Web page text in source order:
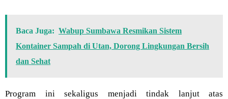
Baca Juga: Wabup Sumbawa Resmikan Sistem
Kontainer Sampah di Utan, Dorong Lingkungan Bersih
dan Sehat
Program ini sekaligus menjadi tindak lanjut atas